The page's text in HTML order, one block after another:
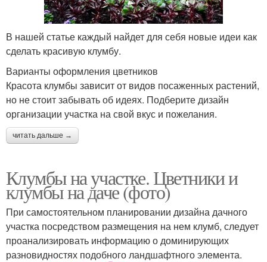
В нашей статье каждый найдет для себя новые идеи как
сделать красивую клумбу.
Варианты оформления цветников
Красота клумбы зависит от видов посаженных растений,
но не стоит забывать об идеях. Подберите дизайн
организации участка на свой вкус и пожелания.
читать дальше →
Клумбы на участке. Цветники и
клумбы на даче (фото)
При самостоятельном планировании дизайна дачного
участка посредством размещения на нем клумб, следует
проанализировать информацию о доминирующих
разновидностях подобного ландшафтного элемента.